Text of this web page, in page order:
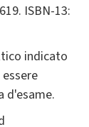
ISBN-13:
indicato
d'esame.